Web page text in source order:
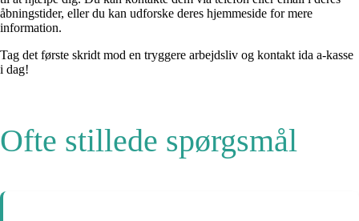
åbningstider, eller du kan udforske deres hjemmeside for mere
information.
Tag det første skridt mod en tryggere arbejdsliv og kontakt ida a-kasse
i dag!
Ofte stillede spørgsmål